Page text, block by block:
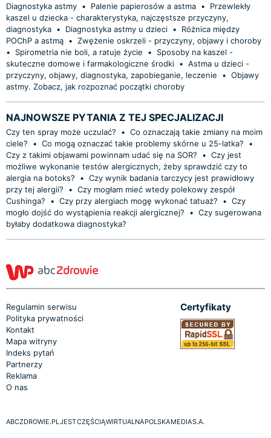
Diagnostyka astmy • Palenie papierosów a astma •
Przewlekły
kaszel u dziecka - charakterystyka, najczęstsze przyczyny,
diagnostyka • Diagnostyka astmy u dzieci •
Różnica między
POChP a astmą • Zwężenie oskrzeli - przyczyny, objawy i choroby
•
Spirometria nie boli, a ratuje życie •
Sposoby na kaszel -
skuteczne domowe i farmakologiczne środki • Astma u dzieci -
przyczyny, objawy, diagnostyka, zapobieganie, leczenie
• Objawy
astmy. Zobacz, jak rozpoznać początki choroby
NAJNOWSZE PYTANIA Z TEJ SPECJALIZACJI
Czy ten spray może uczulać? • Co oznaczają takie zmiany na moim
ciele?
• Co mogą oznaczać takie problemy skórne u 25-latka?
•
Czy z takimi objawami powinnam udać się na SOR?
• Czy jest
możliwe wykonanie testów alergicznych, żeby sprawdzić czy to
alergia na botoks?
• Czy wynik badania tarczycy jest prawidłowy
przy tej alergii?
• Czy mogłam mieć wtedy polekowy zespół
Cushinga?
• Czy przy alergiach mogę wykonać tatuaż? • Czy
mogło dojść do wystąpienia reakcji alergicznej?
• Czy sugerowana
byłaby dodatkowa diagnostyka?
Regulamin serwisu
Polityka prywatności
Kontakt
Mapa witryny
Indeks pytań
Partnerzy
Reklama
O nas
Certyfikaty
ABCZDROWIE.PL JEST CZĘŚCIĄ WIRTUALNA POLSKA MEDIA S.A.